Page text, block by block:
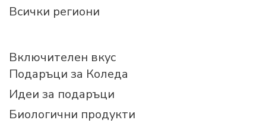
Всички региони
Включителен вкус
Подаръци за Коледа
Идеи за подаръци
Биологични продукти